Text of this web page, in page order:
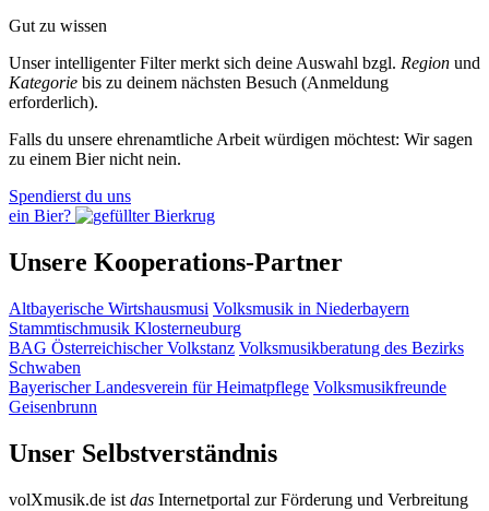
Gut zu wissen
Unser intelligenter Filter merkt sich deine Auswahl bzgl. Region und
Kategorie bis zu deinem nächsten Besuch (Anmeldung
erforderlich).
Falls du unsere ehrenamtliche Arbeit würdigen möchtest: Wir sagen
zu einem Bier nicht nein.
Spendierst du uns
ein Bier?
Unsere Kooperations-Partner
Altbayerische Wirtshausmusi Volksmusik in Niederbayern
Stammtischmusik Klosterneuburg
BAG Österreichischer Volkstanz Volksmusikberatung des Bezirks
Schwaben
Bayerischer Landesverein für Heimatpflege Volksmusikfreunde
Geisenbrunn
Unser Selbstverständnis
volXmusik.de ist das Internetportal zur Förderung und Verbreitung